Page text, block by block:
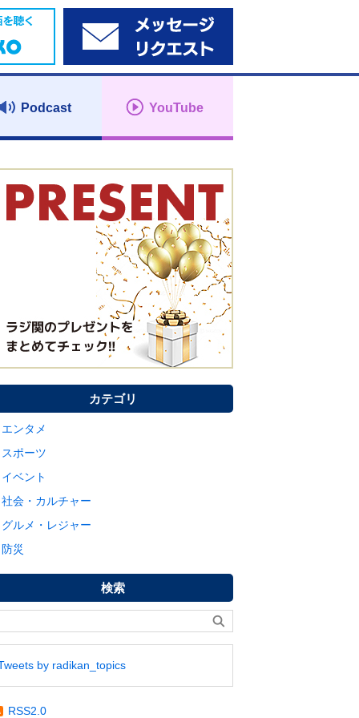
Podcast YouTube
カテゴリ
エンタメ
スポーツ
イベント
社会・カルチャー
グルメ・レジャー
防災
検索
by radikan_topics
RSS2.0